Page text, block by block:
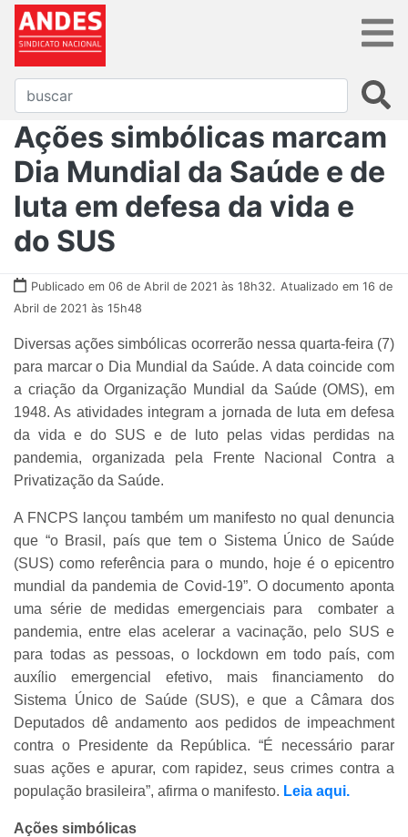
Ações simbólicas marcam
Dia Mundial da Saúde e de
luta em defesa da vida e
do SUS
Publicado em 06 de Abril de 2021 às 18h32. Atualizado em 16 de
Abril de 2021 às 15h48
Diversas ações simbólicas ocorrerão nessa quarta-feira (7)
para marcar o Dia Mundial da Saúde. A data coincide com
a criação da Organização Mundial da Saúde (OMS), em
1948. As atividades integram a jornada de luta em defesa
da vida e do SUS e de luto pelas vidas perdidas na
pandemia, organizada pela Frente Nacional Contra a
Privatização da Saúde.
A FNCPS lançou também um manifesto no qual denuncia
que “o Brasil, país que tem o Sistema Único de Saúde
(SUS) como referência para o mundo, hoje é o epicentro
mundial da pandemia de Covid-19”. O documento aponta
uma série de medidas emergenciais para combater a
pandemia, entre elas acelerar a vacinação, pelo SUS e
para todas as pessoas, o lockdown em todo país, com
auxílio emergencial efetivo, mais financiamento do
Sistema Único de Saúde (SUS), e que a Câmara dos
Deputados dê andamento aos pedidos de impeachment
contra o Presidente da República. “É necessário parar
suas ações e apurar, com rapidez, seus crimes contra a
população brasileira”, afirma o manifesto. Leia aqui.
Ações simbólicas